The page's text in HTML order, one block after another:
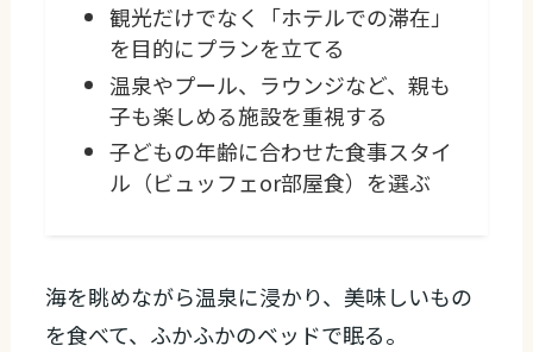
観光だけでなく「ホテルでの滞在」
を目的にプランを立てる
温泉やプール、ラウンジなど、親も
子も楽しめる施設を重視する
子どもの年齢に合わせた食事スタイ
ル（ビュッフェor部屋食）を選ぶ
海を眺めながら温泉に浸かり、美味しいもの
を食べて、ふかふかのベッドで眠る。